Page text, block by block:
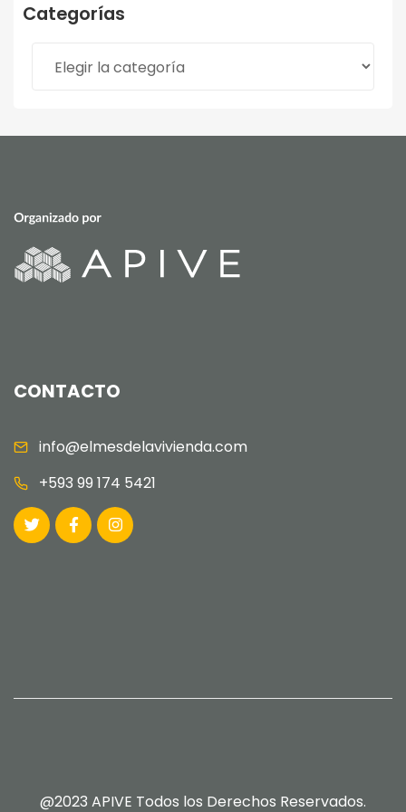
Categorías
CONTACTO
info@elmesdelavivienda.com
+593 99 174 5421
@2023 APIVE Todos los Derechos Reservados.